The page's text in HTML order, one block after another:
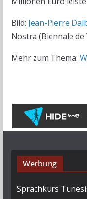
Bild: Jean-Pierre
Nostra (Biennale de
Mehr zum Thema:
Werbung
Sprachkurs